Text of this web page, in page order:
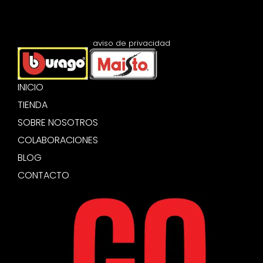
INICIO
TIENDA
SOBRE NOSOTROS
COLABORACIONES
BLOG
CONTACTO
aviso de privacidad